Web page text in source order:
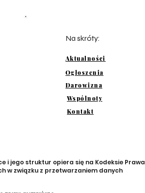
Na skróty:
Aktualności
Ogłoszenia
Darowizna
Wspólnoty
Kontakt
i jego struktur opiera się na Kodeksie Prawa
w związku z przetwarzaniem danych